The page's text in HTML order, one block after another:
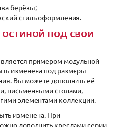
берёзы;
стиль оформления.
под свои
примером модульной
изменена под размеры
Вы можете дополнить её
письменными столами,
элементами коллекции.
изменена. При
дополнить креслами серии